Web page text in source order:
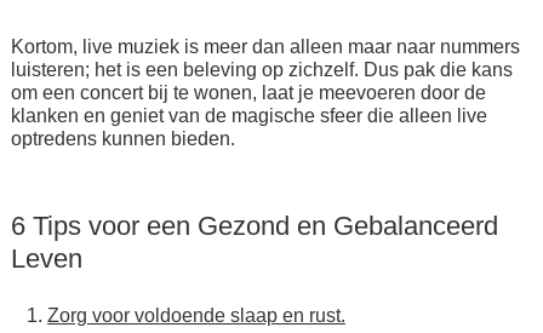
Kortom, live muziek is meer dan alleen maar naar nummers
luisteren; het is een beleving op zichzelf. Dus pak die kans
om een concert bij te wonen, laat je meevoeren door de
klanken en geniet van de magische sfeer die alleen live
optredens kunnen bieden.
6 Tips voor een Gezond en Gebalanceerd
Leven
Zorg voor voldoende slaap en rust.